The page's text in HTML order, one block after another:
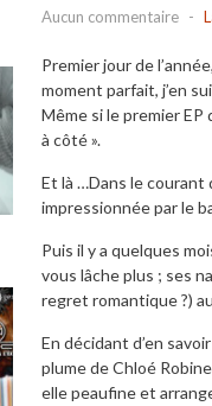
Aucun commentaire -
Premier jour de
moment parfait, j’en
Même si le premier
à côté ».
Et là …Dans le courant
impressionnée par le
Puis il y a quelques
vous lâche plus ; ses
regret romantique ?)
En décidant d’en
plume de Chloé
elle peaufine et